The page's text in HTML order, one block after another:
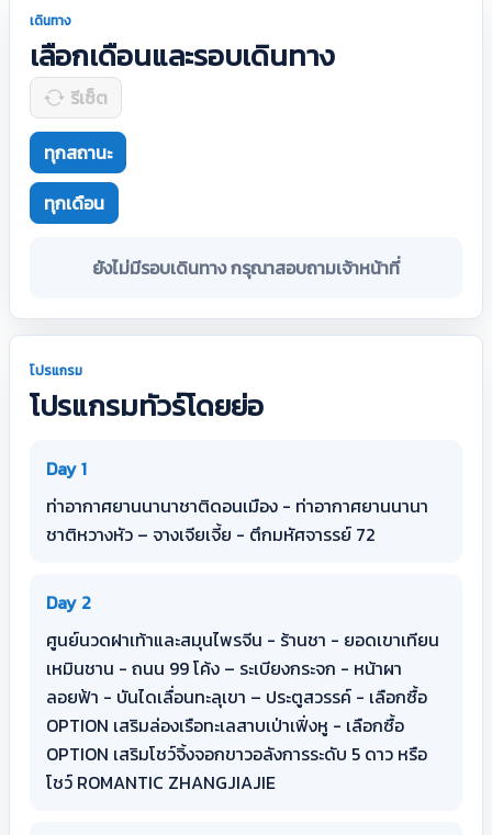
เดินทาง
เลือกเดือนและรอบเดินทาง
รีเซ็ต
ทุกสถานะ
ทุกเดือน
ยังไม่มีรอบเดินทาง กรุณาสอบถามเจ้าหน้าที่
โปรแกรม
โปรแกรมทัวร์โดยย่อ
Day 1
ท่าอากาศยานนานาชาติดอนเมือง - ท่าอากาศยานนานา
ชาติหวางหัว – จางเจียเจี้ย - ตึกมหัศจารรย์ 72
Day 2
ศูนย์นวดฝาเท้าและสมุนไพรจีน - ร้านชา - ยอดเขาเทียน
เหมินชาน - ถนน 99 โค้ง – ระเบียงกระจก - หน้าผา
ลอยฟ้า - บันไดเลื่อนทะลุเขา – ประตูสวรรค์ - เลือกซื้อ
OPTION เสริมล่องเรือทะเลสาบเป่าเฟิ่งหู - เลือกซื้อ
OPTION เสริมโชว์จิ้งจอกขาวอลังการระดับ 5 ดาว หรือ
โชว์ ROMANTIC ZHANGJIAJIE